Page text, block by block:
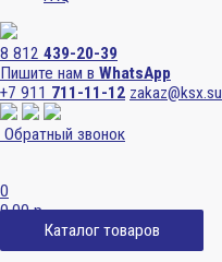
8 812 439-20-39
Пишите нам в WhatsApp
+7 911 711-11-12 zakaz@ksx.su
Обратный звонок
0
0,00р.
Каталог товаров